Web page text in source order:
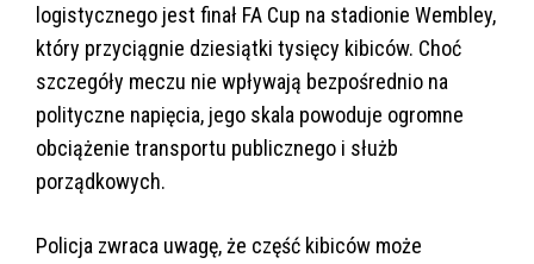
logistycznego jest finał FA Cup na stadionie Wembley,
który przyciągnie dziesiątki tysięcy kibiców. Choć
szczegóły meczu nie wpływają bezpośrednio na
polityczne napięcia, jego skala powoduje ogromne
obciążenie transportu publicznego i służb
porządkowych.
Policja zwraca uwagę, że część kibiców może